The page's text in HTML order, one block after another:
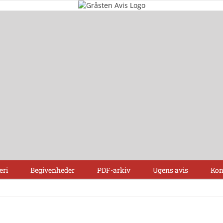
Begivenheder PDF-arkiv Ugens avis